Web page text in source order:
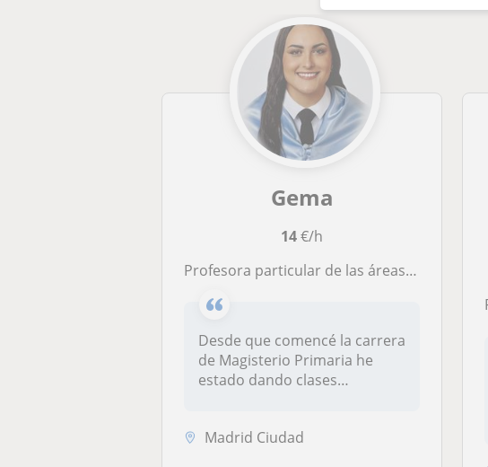
Gema
14€/h
Profesora particular de las áreas troncales y básicas (menos francés) para Educación Primaria y ESO.
Desde que comencé la carrera
de Magisterio Primaria he
estado dando clases
Madrid Ciudad